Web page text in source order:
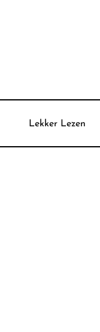
Lekker Lezen